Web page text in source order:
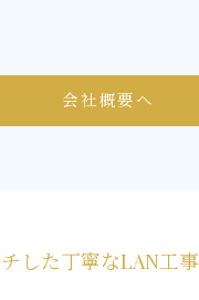
会社概要へ
した丁寧なLAN工事